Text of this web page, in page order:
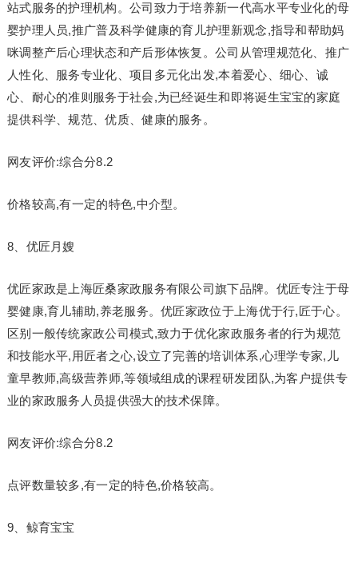
站式服务的护理机构。公司致力于培养新一代高水平专业化的母
婴护理人员,推广普及科学健康的育儿护理新观念,指导和帮助妈
咪调整产后心理状态和产后形体恢复。公司从管理规范化、推广
人性化、服务专业化、项目多元化出发,本着爱心、细心、诚
心、耐心的准则服务于社会,为已经诞生和即将诞生宝宝的家庭
提供科学、规范、优质、健康的服务。
网友评价:综合分8.2
价格较高,有一定的特色,中介型。
8、优匠月嫂
优匠家政是上海匠桑家政服务有限公司旗下品牌。优匠专注于母
婴健康,育儿辅助,养老服务。优匠家政位于上海优于行,匠于心。
区别一般传统家政公司模式,致力于优化家政服务者的行为规范
和技能水平,用匠者之心,设立了完善的培训体系,心理学专家,儿
童早教师,高级营养师,等领域组成的课程研发团队,为客户提供专
业的家政服务人员提供强大的技术保障。
网友评价:综合分8.2
点评数量较多,有一定的特色,价格较高。
9、鲸育宝宝